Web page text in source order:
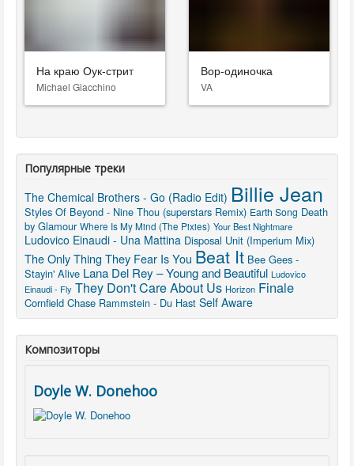
На краю Оук-стрит
Michael Giacchino
Вор-одиночка
VA
Популярные треки
The Chemical Brothers - Go (Radio Edit) Billie Jean
Styles Of Beyond - Nine Thou (superstars Remix) Earth Song Death
by Glamour Where Is My Mind (The Pixies) Your Best Nightmare
Ludovico Einaudi - Una Mattina Disposal Unit (Imperium Mix)
The Only Thing They Fear Is You Beat It Bee Gees -
Stayin' Alive Lana Del Rey – Young and Beautiful Ludovico
Einaudi - Fly They Don't Care About Us Horizon Finale
Cornfield Chase Rammstein - Du Hast Self Aware
Композиторы
Doyle W. Donehoo